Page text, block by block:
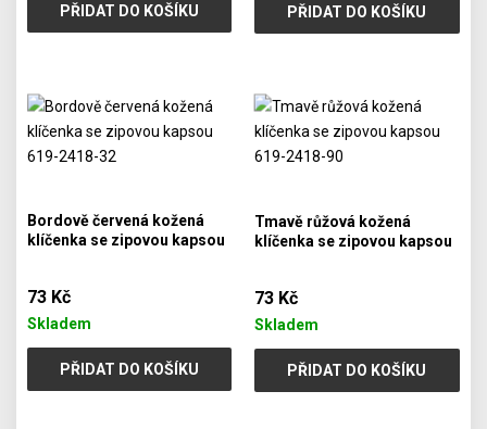
PŘIDAT DO KOŠÍKU PŘIDAT DO KOŠÍKU
Bordově červená kožená
klíčenka se zipovou kapsou
73 Kč
Skladem
PŘIDAT DO KOŠÍKU
Tmavě růžová kožená
klíčenka se zipovou kapsou
73 Kč
Skladem
PŘIDAT DO KOŠÍKU